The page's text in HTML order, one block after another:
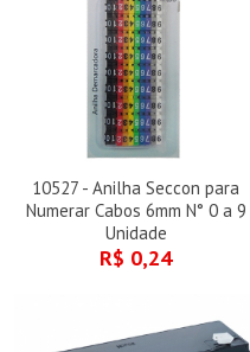
10527 - Anilha Seccon para
Numerar Cabos 6mm N° 0 a 9
Unidade
R$ 0,24